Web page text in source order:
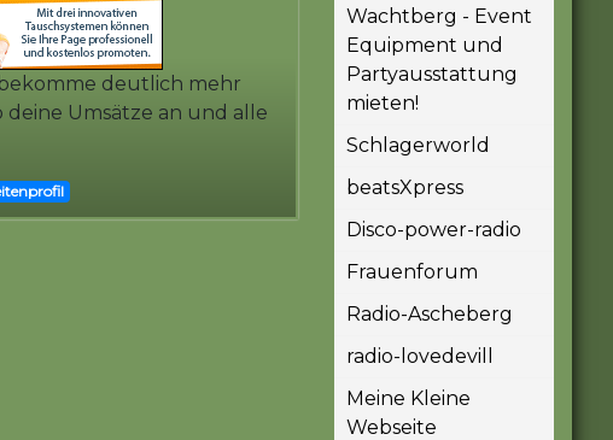
deutlich mehr
Umsätze an und alle
Wachtberg - Event
Equipment und
Partyausstattung
mieten!
Schlagerworld
beatsXpress
Disco-power-radio
Frauenforum
Radio-Ascheberg
radio-lovedevill
Meine Kleine
Webseite